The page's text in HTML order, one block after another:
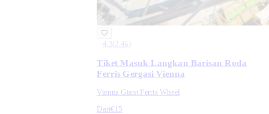
4.3( 2.4k )
Tiket Masuk Langkau Barisan Roda
Ferris Gergasi Vienna
Vienna Giant Ferris Wheel
Dari€15